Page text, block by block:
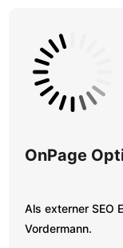
OnPage
Als externer SEO
Vordermann.